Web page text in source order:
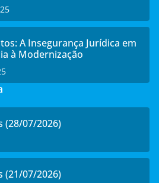
A Insegurança Jurídica em
à Modernização
(28/07/2026)
(21/07/2026)